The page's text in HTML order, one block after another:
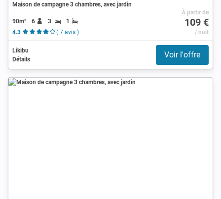
Maison de campagne 3 chambres, avec jardin
90m² 6 3
1
4.3
( 7 avis )
À partir de
109 €
/ nuit
Likibu
Détails
Voir l'offre